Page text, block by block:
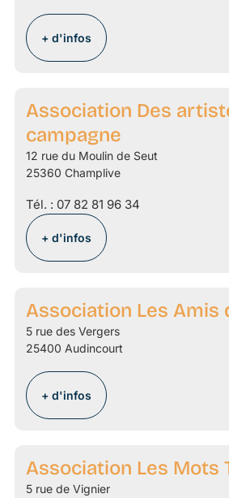
+ d'infos
Association Des
campagne
12 rue du Moulin de Seut
25360 Champlive
Tél. : 07 82 81 96 34
+ d'infos
Association Les Amis
5 rue des Vergers
25400 Audincourt
+ d'infos
Association Les Mots
5 rue de Vignier